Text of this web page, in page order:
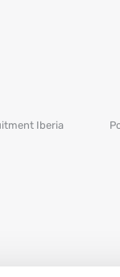
Iberia